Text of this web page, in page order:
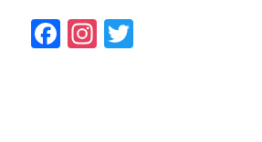
Facebook
Instagram